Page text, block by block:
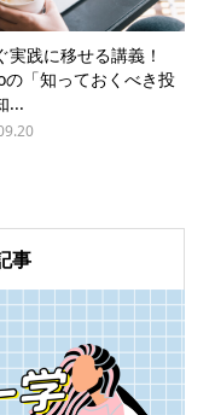
実践に移せる講義！
の「知っておくべき投
...
事